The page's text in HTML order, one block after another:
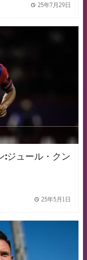
25年7月29日
badge
:ジュール・クン
25年5月1日
badge